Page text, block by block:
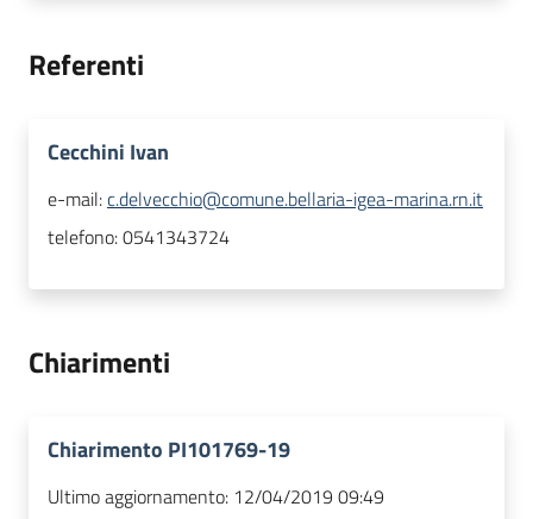
Referenti
Cecchini Ivan
e-mail:c.delvecchio@comune.bellaria-igea-marina.rn.it
telefono:0541343724
Chiarimenti
Chiarimento PI101769-19
Ultimo aggiornamento: 12/04/2019 09:49